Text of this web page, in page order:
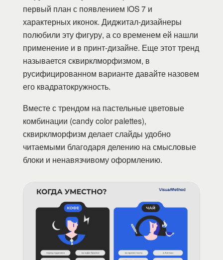
первый план с появлением iOS 7 и
характерных иконок. Диджитал-дизайнеры
полюбили эту фигуру, а со временем ей нашли
применение и в принт-дизайне. Еще этот тренд
называется сквирклморфизмом, в
русифицированном варианте давайте назовем
его квадратокружность.
Вместе с трендом на пастельные цветовые
комбинации (candy color palettes),
сквирклморфизм делает слайды удобно
читаемыми благодаря делению на смысловые
блоки и ненавязчивому оформлению.